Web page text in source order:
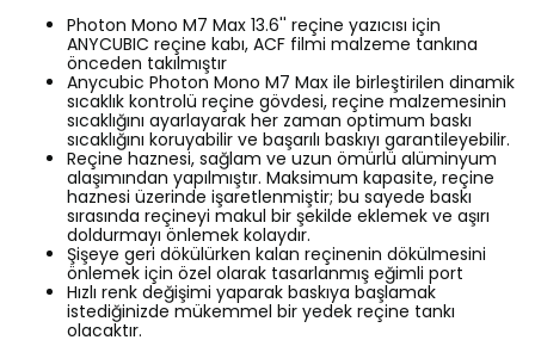
Photon Mono M7 Max 13.6'' reçine yazıcısı için
ANYCUBIC reçine kabı, ACF filmi malzeme tankına
önceden takılmıştır
Anycubic Photon Mono M7 Max ile birleştirilen dinamik
sıcaklık kontrolü reçine gövdesi, reçine malzemesinin
sıcaklığını ayarlayarak her zaman optimum baskı
sıcaklığını koruyabilir ve başarılı baskıyı garantileyebilir.
Reçine haznesi, sağlam ve uzun ömürlü alüminyum
alaşımından yapılmıştır. Maksimum kapasite, reçine
haznesi üzerinde işaretlenmiştir; bu sayede baskı
sırasında reçineyi makul bir şekilde eklemek ve aşırı
doldurmayı önlemek kolaydır.
Şişeye geri dökülürken kalan reçinenin dökülmesini
önlemek için özel olarak tasarlanmış eğimli port
Hızlı renk değişimi yaparak baskıya başlamak
istediğinizde mükemmel bir yedek reçine tankı
olacaktır.